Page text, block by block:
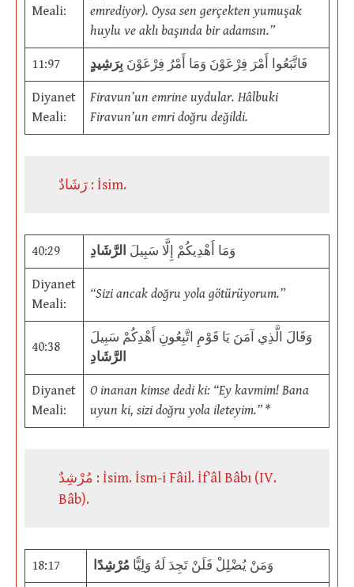
Meali:
emrediyor). Oysa sen gerçekten yumuşak
huylu ve aklı başında bir adamsın.”
11:97 فَاتَّبَعُوا أَمْرَ فِرْعَوْنَ وَمَا أَمْرُ فِرْعَوْنَ بِرَشِيدٍ
Diyanet
Meali:
Firavun’un emrine uydular. Hâlbuki
Firavun’un emri doğru değildi.
رَشَادٌ : İsim.
40:29 وَمَا أَهْدِيكُمْ إِلَّا سَبِيلَ الرَّشَادِ
Diyanet
Meali:
“Sizi ancak doğru yola götürüyorum.”
40:38
وَقَالَ الَّذِي آمَنَ يَا قَوْمِ اتَّبِعُونِ أَهْدِكُمْ سَبِيلَ
الرَّشَادِ
Diyanet
Meali:
O inanan kimse dedi ki: “Ey kavmim! Bana
uyun ki, sizi doğru yola ileteyim.” *
مُرْشِدٌ : İsim. İsm-i Fâil. İf’âl Bâbı (IV.
Bâb).
18:17 وَمَنْ يُضْلِلْ فَلَنْ تَجِدَ لَهُ وَلِيًّا مُرْشِدًا